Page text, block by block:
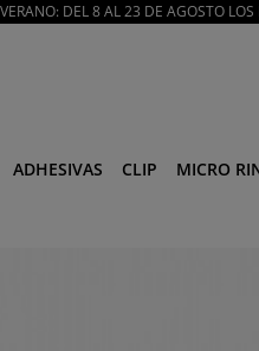
DEL 8 AL 23 DE AGOSTO
ADHESIVAS CLIP MICRO